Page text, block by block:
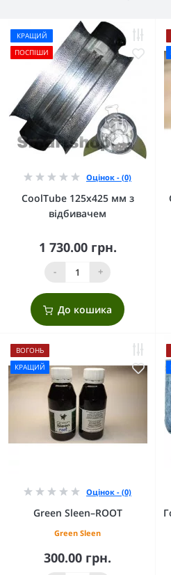
КРАЩИЙ
ПОСПІШИ
Оцінок - (0)
CoolTube 125х425 мм з
відбивачем
1 730.00 грн.
- +
До кошика
ВОГОНЬ
КРАЩИЙ
Оцінок - (0)
Green Sleen–ROOT
Green Sleen
300.00 грн.